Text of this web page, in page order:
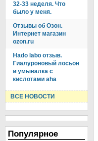
32-33 неделя. Что
было у меня.
Отзывы об Озон.
Интернет магазин
ozon.ru
Hado labo отзыв.
Гиалуроновый лосьон
и умывалка с
кислотами aha
ВСЕ НОВОСТИ
Популярное